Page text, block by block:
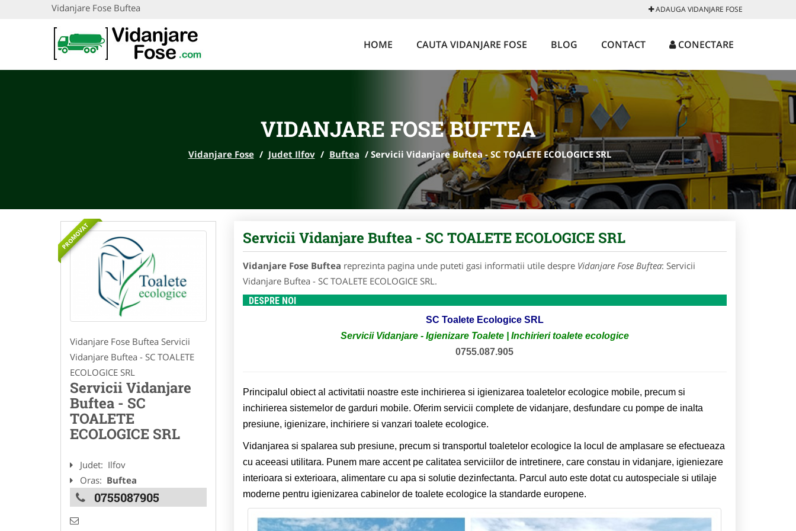
Vidanjare Fose Buftea ADAUGA VIDANJARE FOSE
HOME CAUTA VIDANJARE FOSE BLOG CONTACT CONECTARE
VIDANJARE FOSE BUFTEA
Vidanjare Fose / Judet Ilfov / Buftea / Servicii Vidanjare Buftea - SC TOALETE ECOLOGICE SRL
PROMOVAT
Vidanjare Fose Buftea Servicii
Vidanjare Buftea - SC TOALETE
ECOLOGICE SRL
Servicii Vidanjare
Buftea - SC
TOALETE
ECOLOGICE SRL
Judet: Ilfov
Oras: Buftea
0755087905
Servicii Vidanjare Buftea - SC TOALETE ECOLOGICE SRL
Vidanjare Fose Buftea reprezinta pagina unde puteti gasi informatii utile despre Vidanjare Fose Buftea: Servicii
Vidanjare Buftea - SC TOALETE ECOLOGICE SRL.
DESPRE NOI
SC Toalete Ecologice SRL
Servicii Vidanjare - Igienizare Toalete | Inchirieri toalete ecologice
0755.087.905
Principalul obiect al activitatii noastre este inchirierea si igienizarea toaletelor ecologice mobile, precum si
inchirierea sistemelor de garduri mobile. Oferim servicii complete de vidanjare, desfundare cu pompe de inalta
presiune, igienizare, inchiriere si vanzari toalete ecologice.
Vidanjarea si spalarea sub presiune, precum si transportul toaletelor ecologice la locul de amplasare se efectueaza
cu aceeasi utilitara. Punem mare accent pe calitatea serviciilor de intretinere, care constau in vidanjare, igieniezare
interioara si exterioara, alimentare cu apa si solutie dezinfectanta. Parcul auto este dotat cu autospeciale si utilaje
moderne pentru igienizarea cabinelor de toalete ecologice la standarde europene.